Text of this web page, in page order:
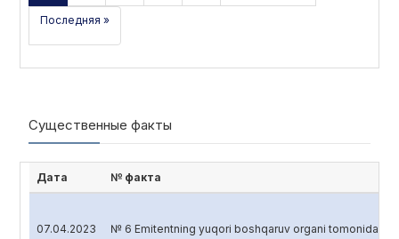
Последняя »
Существенные факты
Дата № факта
07.04.2023 № 6 Emitentning yuqori boshqaruv organi tomonidan